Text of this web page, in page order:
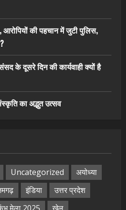
की पहचान में जुटी पुलिस,
के दूसरे दिन की कार्यवाही क्यों है
का अद्भुत उत्सव
Uncategorized
अयोध्या
इंडिया
उत्तर प्रदेश